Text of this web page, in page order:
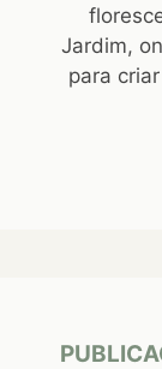
Jardim,
para